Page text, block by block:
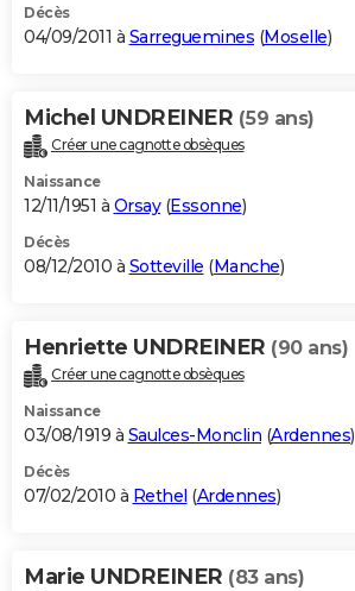
Décès
04/09/2011 à Sarreguemines (Moselle)
Michel UNDREINER (59 ans)
Créer une cagnotte obsèques
Naissance
12/11/1951 à Orsay(Essonne)
Décès
08/12/2010 à Sotteville (Manche)
Henriette UNDREINER (90 ans)
Créer une cagnotte obsèques
Naissance
03/08/1919 à Saulces-Monclin (Ardennes)
Décès
07/02/2010 à Rethel (Ardennes)
Marie UNDREINER (83 ans)